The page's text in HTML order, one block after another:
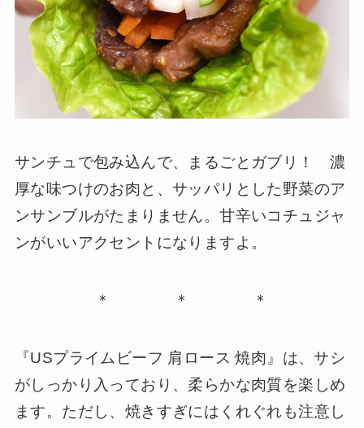
サンチュで包み込んで、まるごとガブリ！ 濃
厚な味つけのお肉と、サッパリとした野菜のア
ンサンブルがたまりません。甘辛いコチュジャ
ンがいいアクセントになりますよ。
＊ ＊ ＊
『USプライムビーフ 肩ロース 焼肉』は、サシ
がしっかり入っており、柔らかな肉質を楽しめ
ます。ただし、焼きすぎにはくれぐれも注意し